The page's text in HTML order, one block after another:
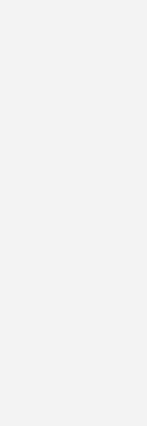
im
und
Sie
im Holzbau
wird
Auflagerkräften
realitätsnah im
Modul ermöglicht
Berücksichtigung
und
sichere und
dieser